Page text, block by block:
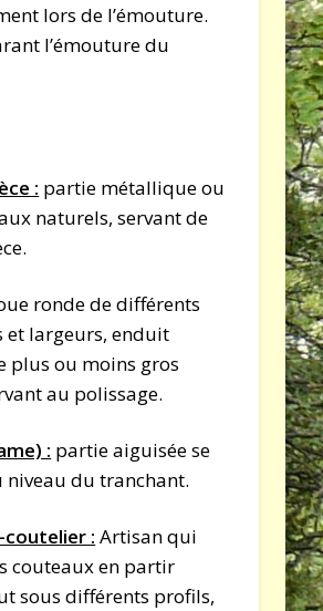
lors de l’émouture.
l’émouture du
: partie métallique ou
naturels, servant de
ronde de différents
et largeurs, enduit
plus ou moins gros
au polissage.
: partie aiguisée se
niveau du tranchant.
: Artisan qui
couteaux en partir
sous différents profils,